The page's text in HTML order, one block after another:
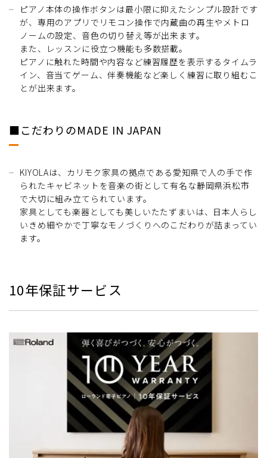
ピアノ本体の操作ボタンは最小限に抑えたシンプル設計です
が、専用のアプリでリモコン操作で内蔵曲の再生やメトロ
ノームの設定、音色の切り替え等が出来ます。
また、レッスンに役立つ機能も多数搭載。
ピアノに触れた時間や内容など練習履歴を表示するタイムラ
イン、音当てゲーム、伴奏機能など楽しく練習に取り組むこ
とが出来ます。
■こだわりのMADE IN JAPAN
KIYOLAは、カリモク家具の拠点である愛知県で人の手で作
られたキャビネットを音楽の街として有名な静岡県浜松市
で大切に組み立てられています。
家具としても楽器としても美しいたたずまいは、日本人らし
いきめ細やかで丁寧なモノづくりへのこだわりが詰まってい
ます。
10年保証サービス